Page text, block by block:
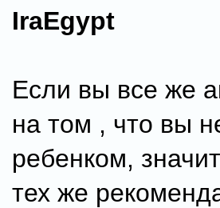
IraEgypt
Если вы все же
на том , что вы
ребенком,
тех же